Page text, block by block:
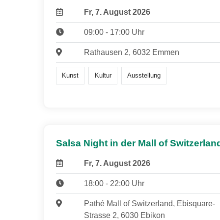
Fr, 7. August 2026
09:00 - 17:00 Uhr
Rathausen 2, 6032 Emmen
Kunst Kultur Ausstellung
Salsa Night in der Mall of
Fr, 7. August 2026
18:00 - 22:00 Uhr
Pathé Mall of Switzerland, Ebisquare-
Strasse 2, 6030 Ebikon